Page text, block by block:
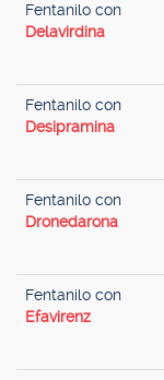
Fentanilo con
Delavirdina
Fentanilo con
Desipramina
Fentanilo con
Dronedarona
Fentanilo con
Efavirenz